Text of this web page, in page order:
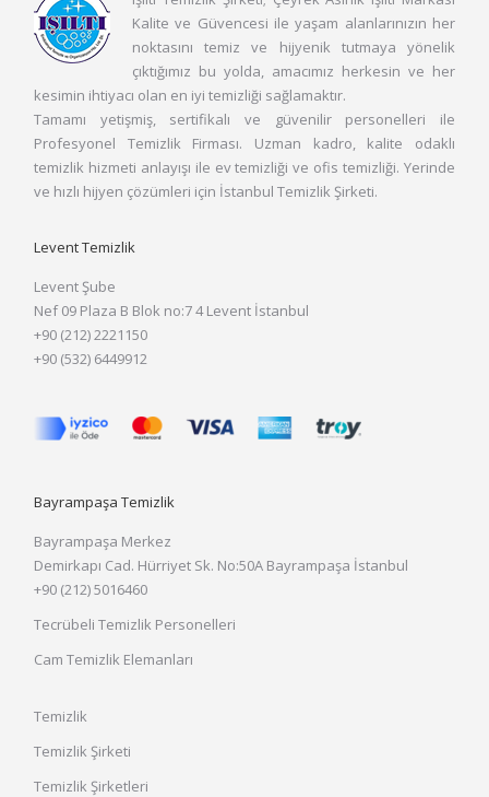
Kalite ve Güvencesi ile yaşam alanlarınızın her
noktasını temiz ve hijyenik tutmaya yönelik
çıktığımız bu yolda, amacımız herkesin ve her
kesimin ihtiyacı olan en iyi temizliği sağlamaktır.
Tamamı yetişmiş, sertifikalı ve güvenilir personelleri ile
Profesyonel Temizlik Firması. Uzman kadro, kalite odaklı
temizlik hizmeti anlayışı ile ev temizliği ve ofis temizliği. Yerinde
ve hızlı hijyen çözümleri için İstanbul Temizlik Şirketi.
Levent Temizlik
Levent Şube
Nef 09 Plaza B Blok no:7 4 Levent İstanbul
+90 (212) 2221150
+90 (532) 6449912
Bayrampaşa Temizlik
Bayrampaşa Merkez
Demirkapı Cad. Hürriyet Sk. No:50A Bayrampaşa İstanbul
+90 (212) 5016460
Tecrübeli Temizlik Personelleri
Cam Temizlik Elemanları
Temizlik
Temizlik Şirketi
Temizlik Şirketleri